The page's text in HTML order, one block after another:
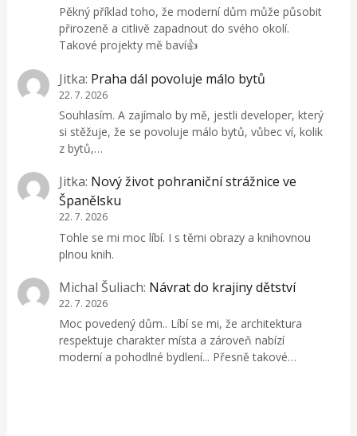
Pěkný příklad toho, že moderní dům může působit
přirozeně a citlivě zapadnout do svého okolí.
Takové projekty mě baví👍
Jitka: Praha dál povoluje málo bytů
22. 7. 2026
Souhlasím. A zajímalo by mě, jestli developer, který
si stěžuje, že se povoluje málo bytů, vůbec ví, kolik
z bytů,…
Jitka: Nový život pohraniční strážnice ve
Španělsku
22. 7. 2026
Tohle se mi moc líbí. I s těmi obrazy a knihovnou
plnou knih.
Michal Šuliach: Návrat do krajiny dětství
22. 7. 2026
Moc povedený dům.. Líbí se mi, že architektura
respektuje charakter místa a zároveň nabízí
moderní a pohodlné bydlení... Přesně takové…